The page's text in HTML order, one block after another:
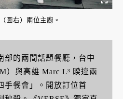
圖右）兩位主廚。
部的兩間話題餐廳，台中
）與高雄 Marc L³ 睽違兩
手餐會」。開放訂位首